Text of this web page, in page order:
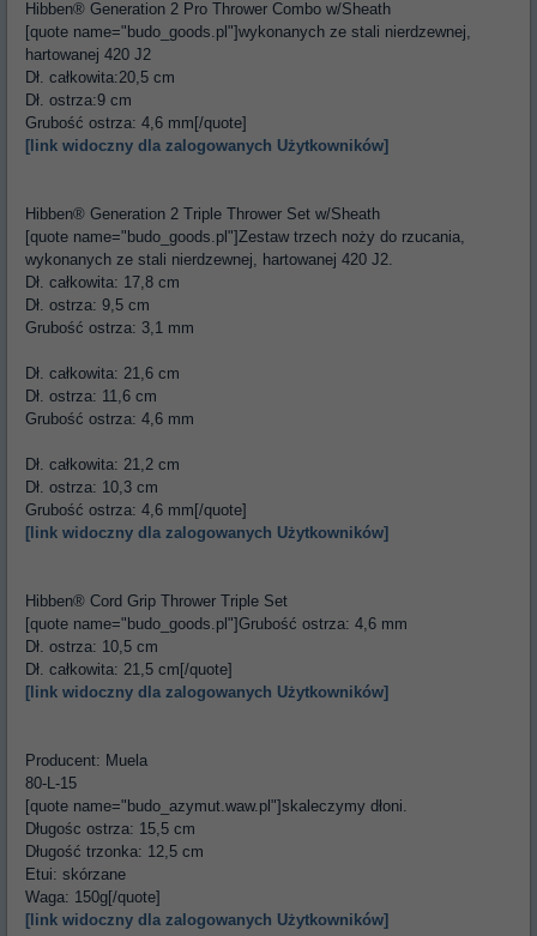
Hibben® Generation 2 Pro Thrower Combo w/Sheath
[quote name="budo_goods.pl"]wykonanych ze stali nierdzewnej,
hartowanej 420 J2
Dł. całkowita:20,5 cm
Dł. ostrza:9 cm
Grubość ostrza: 4,6 mm[/quote]
[link widoczny dla zalogowanych Użytkowników]
Hibben® Generation 2 Triple Thrower Set w/Sheath
[quote name="budo_goods.pl"]Zestaw trzech noży do rzucania,
wykonanych ze stali nierdzewnej, hartowanej 420 J2.
Dł. całkowita: 17,8 cm
Dł. ostrza: 9,5 cm
Grubość ostrza: 3,1 mm
Dł. całkowita: 21,6 cm
Dł. ostrza: 11,6 cm
Grubość ostrza: 4,6 mm
Dł. całkowita: 21,2 cm
Dł. ostrza: 10,3 cm
Grubość ostrza: 4,6 mm[/quote]
[link widoczny dla zalogowanych Użytkowników]
Hibben® Cord Grip Thrower Triple Set
[quote name="budo_goods.pl"]Grubość ostrza: 4,6 mm
Dł. ostrza: 10,5 cm
Dł. całkowita: 21,5 cm[/quote]
[link widoczny dla zalogowanych Użytkowników]
Producent: Muela
80-L-15
[quote name="budo_azymut.waw.pl"]skaleczymy dłoni.
Długośc ostrza: 15,5 cm
Długość trzonka: 12,5 cm
Etui: skórzane
Waga: 150g[/quote]
[link widoczny dla zalogowanych Użytkowników]